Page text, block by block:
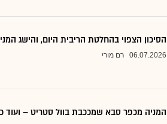
הסיכון הצפוי בהחלטת הריבית היום, והישג
06.07.2026 רם מורי
המניה מכפר סבא שמככבת בוול סטריט – ועוד